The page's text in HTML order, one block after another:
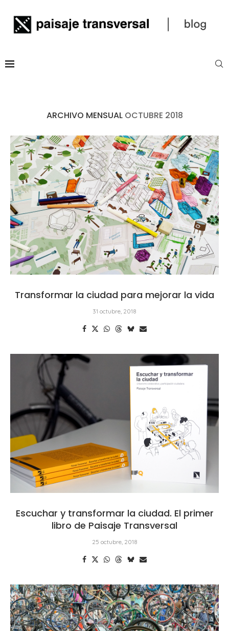
ARCHIVO MENSUAL OCTUBRE 2018
Transformar la ciudad para mejorar la vida
31 octubre, 2018
Escuchar y transformar la ciudad. El primer
libro de Paisaje Transversal
25 octubre, 2018